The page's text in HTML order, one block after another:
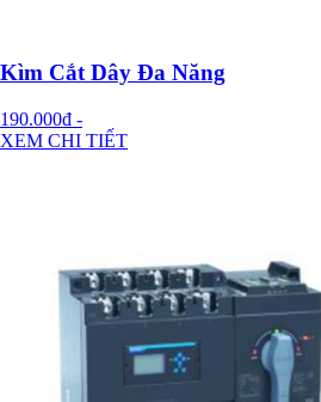
Kìm Cắt Dây Đa Năng
190.000đ -
XEM CHI TIẾT